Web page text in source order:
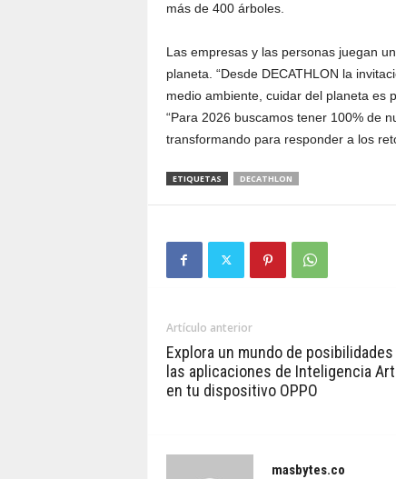
más de 400 árboles.
Las empresas y las personas juegan
planeta. “Desde DECATHLON la
medio ambiente, cuidar del planeta es
“Para 2026 buscamos tener 100% de
transformando para responder a los
ETIQUETAS DECATHLON
Artículo anterior
Explora un mundo de
las aplicaciones de Inteligencia
en tu dispositivo OPPO
masbytes.co